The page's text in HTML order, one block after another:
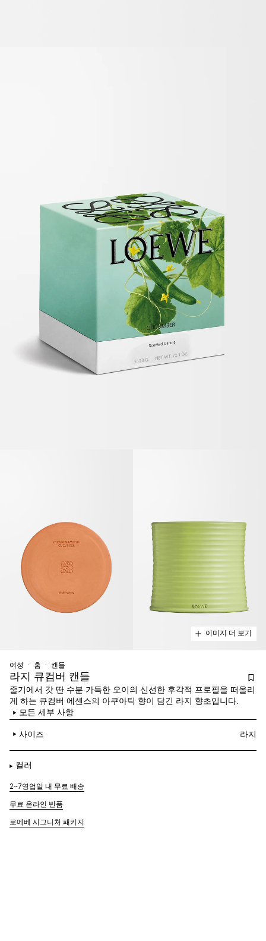
이미지 더 보기
여성 홈 캔들
라지 큐컴버 캔들
줄기에서 갓 딴 수분 가득한 오이의 신선한 후각적 프로필을 떠올리
게 하는 큐컴버 에센스의 아쿠아틱 향이 담긴 라지 향초입니다.
모든 세부 사항
사이즈 라지
컬러
2~7영업일 내 무료 배송
무료 온라인 반품
로에베 시그니처 패키지